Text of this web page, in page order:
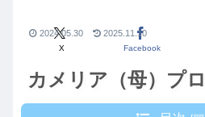
カメリア（母）プ
X Facebook
2024.05.30 2025.11.10